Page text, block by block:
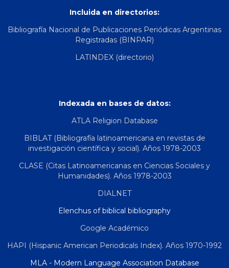
Incluida en directorios:
Bibliografía Nacional de Publicaciones Periódicas Argentinas
Registradas (BINPAR)
LATINDEX (directorio)
Indexada en bases de datos:
ATLA Religion Database
BIBLAT (Bibliografía latinoamericana en revistas de
investigación científica y social). Años 1978-2003
CLASE (Citas Latinoamericanas en Ciencias Sociales y
Humanidades). Años 1978-2003
DIALNET
Elenchus of biblical bibliography
Google Académico
HAPI (Hispanic American Periodicals Index). Años 1970-1992
MLA - Modern Language Association Database